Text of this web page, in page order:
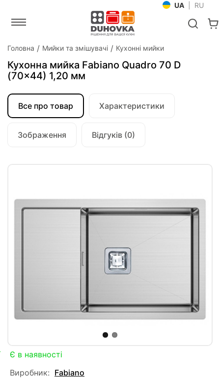
UA RU
Головна Мийки та змішувачі Кухонні мийки
Кухонна мийка Fabiano Quadro 70 D
(70x44) 1,20 мм
Все про товар Характеристики
Зображення Відгуків (0)
Є в наявності
Виробник: Fabiano